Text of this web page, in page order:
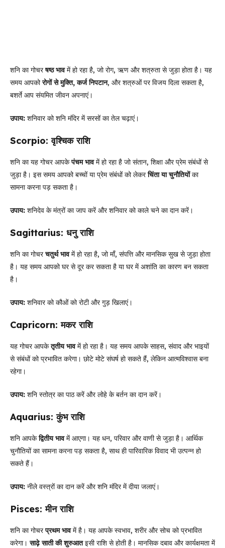
शनि का गोचरषष्ठ भावमें हो रहा है, जो रोग, ऋण और शत्रुता से जुड़ा होता है। यह
समय आपकोरोगों से मुक्ति, कर्ज निपटान, और शत्रुओं पर विजय दिला सकता है,
बशर्ते आप संयमित जीवन अपनाएं।
उपाय: शनिवार को शनि मंदिर में सरसों का तेल चढ़ाएं।
Scorpio: वृश्चिक राशि
शनि का यह गोचर आपकेपंचम भावमें हो रहा है जो संतान, शिक्षा और प्रेम संबंधों से
जुड़ा है। इस समय आपको बच्चों या प्रेम संबंधों को लेकरचिंता या चुनौतियोंका
सामना करना पड़ सकता है।
उपाय: शनिदेव के मंत्रों का जाप करें और शनिवार को काले चने का दान करें।
Sagittarius: धनु राशि
शनि का गोचरचतुर्थ भावमें हो रहा है, जो माँ, संपत्ति और मानसिक सुख से जुड़ा होता
है। यह समय आपको घर से दूर कर सकता है या घर में अशांति का कारण बन सकता
है।
उपाय: शनिवार को कौओं को रोटी और गुड़ खिलाएं।
Capricorn: मकर राशि
यह गोचर आपकेतृतीय भावमें हो रहा है। यह समय आपके साहस, संवाद और भाइयों
से संबंधों को प्रभावित करेगा। छोटे मोटे संघर्ष हो सकते हैं, लेकिन आत्मविश्वास बना
रहेगा।
उपाय: शनि स्तोत्र का पाठ करें और लोहे के बर्तन का दान करें।
Aquarius: कुंभ राशि
शनि आपकेद्वितीय भावमें आएगा। यह धन, परिवार और वाणी से जुड़ा है। आर्थिक
चुनौतियों का सामना करना पड़ सकता है, साथ ही पारिवारिक विवाद भी उत्पन्न हो
सकते हैं।
उपाय: नीले वस्त्रों का दान करें और शनि मंदिर में दीया जलाएं।
Pisces: मीन राशि
शनि का गोचरप्रथम भावमें है। यह आपके स्वभाव, शरीर और सोच को प्रभावित
करेगा।साढ़े साती की शुरुआतइसी राशि से होती है। मानसिक दबाव और कार्यक्षमता में